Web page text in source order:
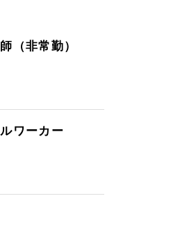
（非常勤）
ワーカー